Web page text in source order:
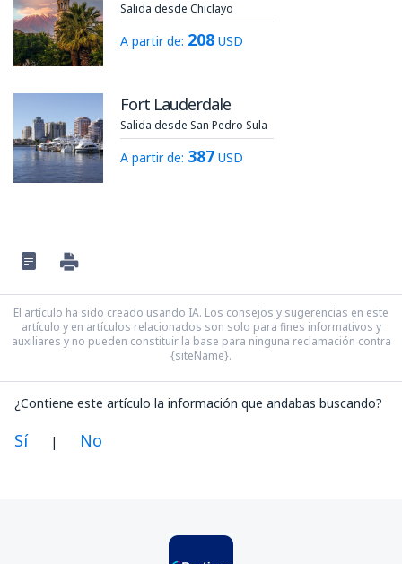
Salida desde Chiclayo
A partir de: 208 USD
Fort Lauderdale
Salida desde San Pedro Sula
A partir de: 387 USD
El artículo ha sido creado usando IA. Los consejos y sugerencias en este
artículo y en artículos relacionados son solo para fines informativos y
auxiliares y no pueden constituir la base para ninguna reclamación contra
{siteName}.
¿Contiene este artículo la información que andabas buscando?
Sí | No
Contiene información incorrecta